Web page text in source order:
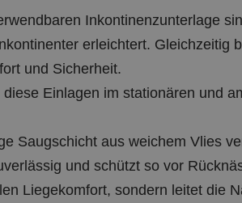
Inkontinenzunterlage
erleichtert. Gleichzeitig
und Sicherheit.
Einlagen im stationären und
Saugschicht aus weichem Vlies
und schützt so vor
Liegekomfort, sondern leitet die